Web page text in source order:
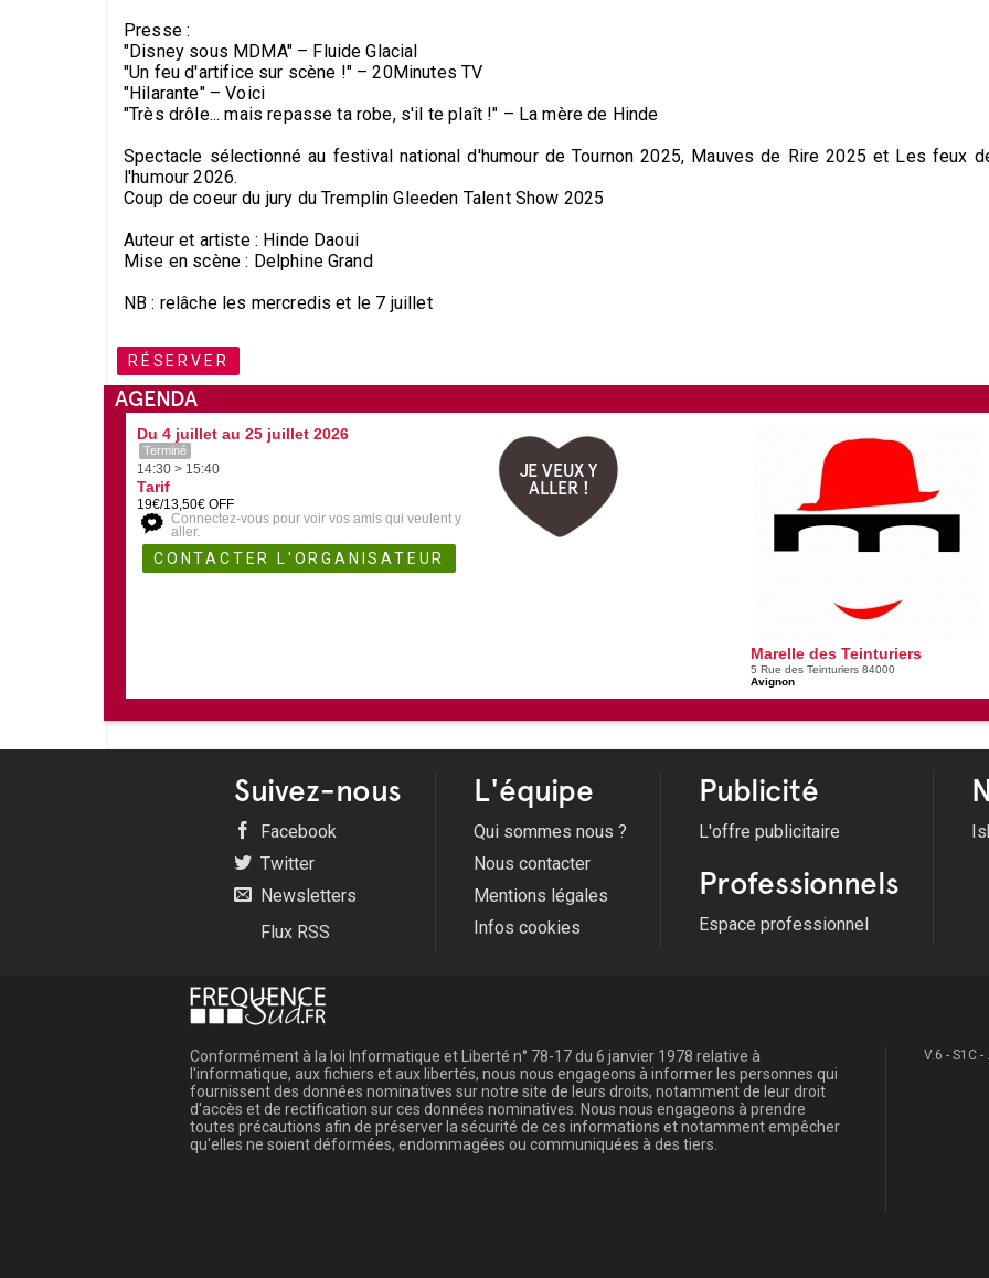
Presse :
"Disney sous MDMA" – Fluide Glacial
"Un feu d'artifice sur scène !" – 20Minutes TV
"Hilarante" – Voici
"Très drôle... mais repasse ta robe, s'il te plaît !" – La mère de Hinde
Spectacle sélectionné au festival national d'humour de Tournon 2025, Mauves de Rire 2025 et Les feux
l'humour 2026.
Coup de coeur du jury du Tremplin Gleeden Talent Show 2025
Auteur et artiste : Hinde Daoui
Mise en scène : Delphine Grand
NB : relâche les mercredis et le 7 juillet
RÉSERVER
AGENDA
Du 4 juillet au 25 juillet 2026
Terminé
14:30 > 15:40
Tarif
19€/13,50€ OFF
Connectez-vous pour voir vos amis qui veulent y
aller.
JE VEUX Y
ALLER !
Marelle des Teinturiers
5 Rue des Teinturiers 84000
Avignon
Suivez-nous
Facebook
Twitter
Newsletters
Flux RSS
L'équipe
Qui sommes nous ?
Nous contacter
Mentions légales
Infos cookies
Publicité
L'offre publicitaire
Professionnels
Espace professionnel
Conformément à la loi Informatique et Liberté n° 78-17 du 6 janvier 1978 relative à
l'informatique, aux fichiers et aux libertés, nous nous engageons à informer les personnes qui
fournissent des données nominatives sur notre site de leurs droits, notamment de leur droit
d'accès et de rectification sur ces données nominatives. Nous nous engageons à prendre
toutes précautions afin de préserver la sécurité de ces informations et notamment empêcher
qu'elles ne soient déformées, endommagées ou communiquées à des tiers.
V.6 - S1C